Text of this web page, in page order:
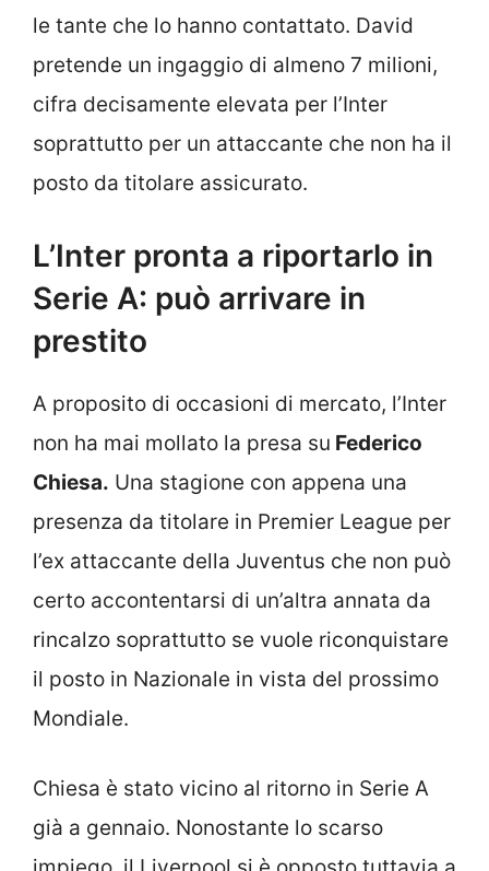
le tante che lo hanno contattato. David
pretende un ingaggio di almeno 7 milioni,
cifra decisamente elevata per l’Inter
soprattutto per un attaccante che non ha il
posto da titolare assicurato.
L’Inter pronta a riportarlo in
Serie A: può arrivare in
prestito
A proposito di occasioni di mercato, l’Inter
non ha mai mollato la presa su Federico
Chiesa. Una stagione con appena una
presenza da titolare in Premier League per
l’ex attaccante della Juventus che non può
certo accontentarsi di un’altra annata da
rincalzo soprattutto se vuole riconquistare
il posto in Nazionale in vista del prossimo
Mondiale.
Chiesa è stato vicino al ritorno in Serie A
già a gennaio. Nonostante lo scarso